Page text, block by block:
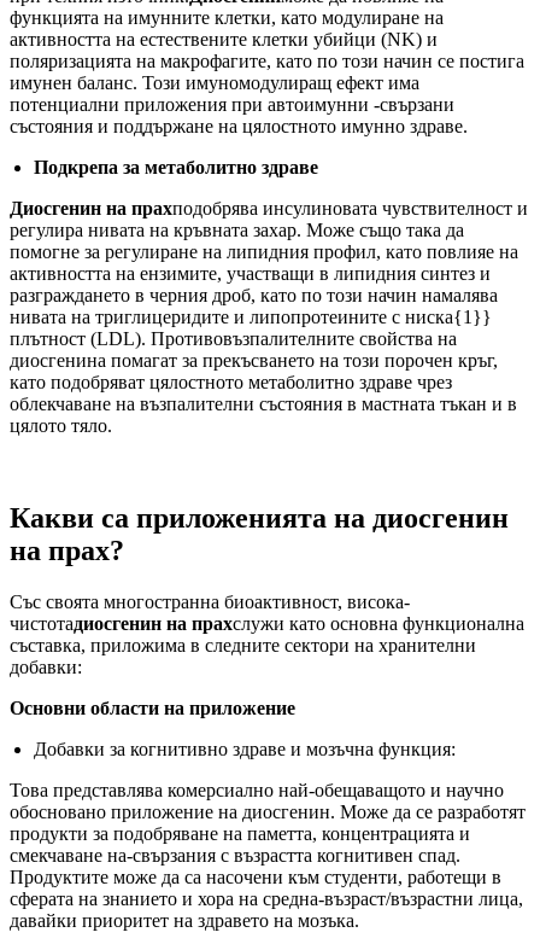
функцията на имунните клетки, като модулиране на
активността на естествените клетки убийци (NK) и
поляризацията на макрофагите, като по този начин се постига
имунен баланс. Този имуномодулиращ ефект има
потенциални приложения при автоимунни -свързани
състояния и поддържане на цялостното имунно здраве.
Подкрепа за метаболитно здраве
Диосгенин на прахподобрява инсулиновата чувствителност и
регулира нивата на кръвната захар. Може също така да
помогне за регулиране на липидния профил, като повлияе на
активността на ензимите, участващи в липидния синтез и
разграждането в черния дроб, като по този начин намалява
нивата на триглицеридите и липопротеините с ниска{1}}
плътност (LDL). Противовъзпалителните свойства на
диосгенина помагат за прекъсването на този порочен кръг,
като подобряват цялостното метаболитно здраве чрез
облекчаване на възпалителни състояния в мастната тъкан и в
цялото тяло.
Какви са приложенията на диосгенин
на прах?
Със своята многостранна биоактивност, висока-
чистотадиосгенин на прахслужи като основна функционална
съставка, приложима в следните сектори на хранителни
добавки:
Основни области на приложение
Добавки за когнитивно здраве и мозъчна функция:
Това представлява комерсиално най-обещаващото и научно
обосновано приложение на диосгенин. Може да се разработят
продукти за подобряване на паметта, концентрацията и
смекчаване на-свързания с възрастта когнитивен спад.
Продуктите може да са насочени към студенти, работещи в
сферата на знанието и хора на средна-възраст/възрастни лица,
давайки приоритет на здравето на мозъка.